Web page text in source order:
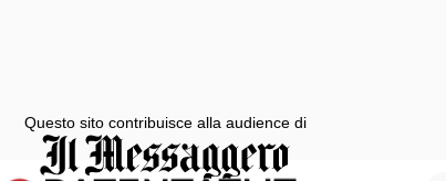
Questo sito contribuisce alla audience di